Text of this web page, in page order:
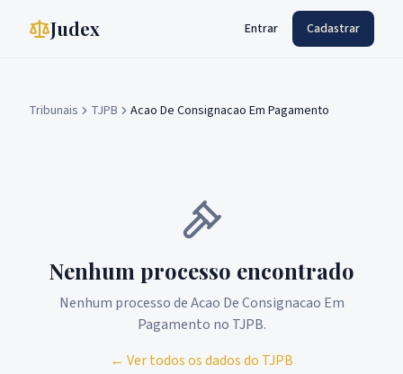
Judex Entrar Cadastrar
Tribunais TJPB Acao De Consignacao Em Pagamento
Nenhum processo encontrado
Nenhum processo deAcao De Consignacao Em
Pagamento no TJPB.
← Ver todos os dados do TJPB